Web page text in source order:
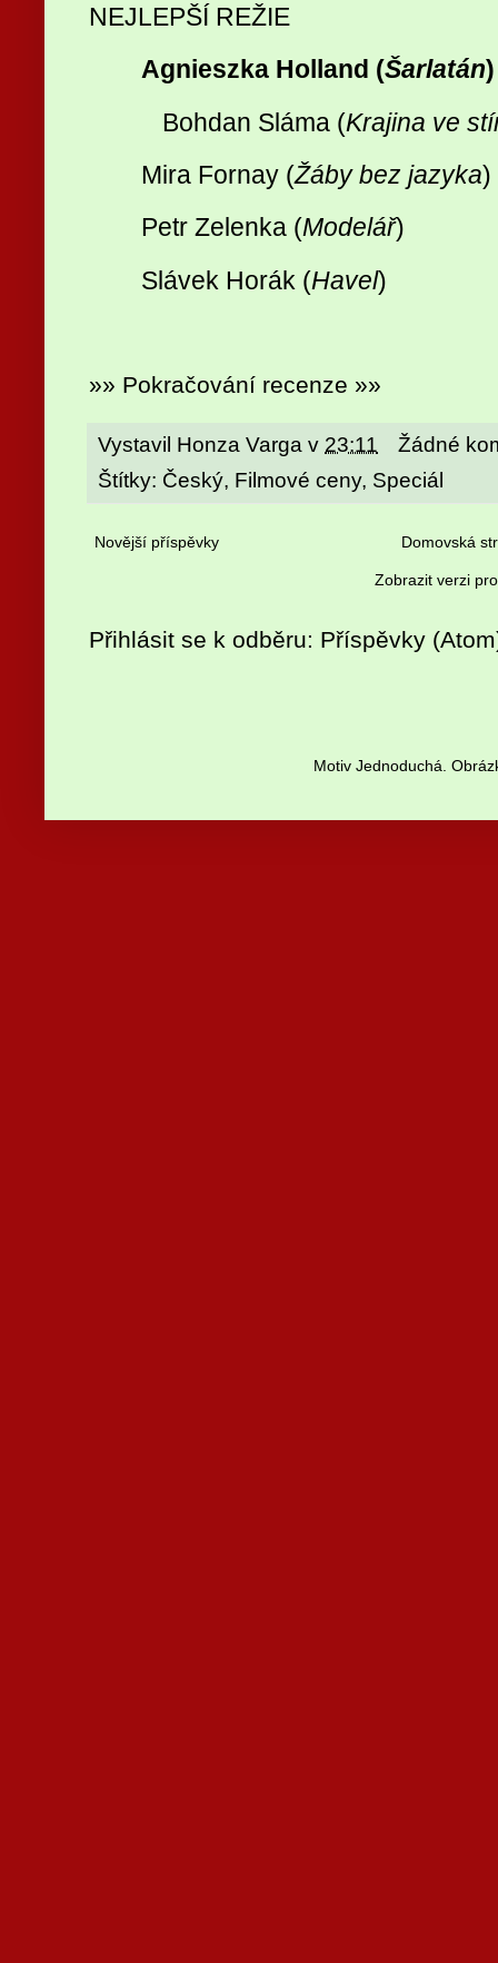
NEJLEPŠÍ REŽIE
Agnieszka Holland (Šarlatán)
Bohdan Sláma (Krajina ve
Mira Fornay (Žáby bez jazyka)
Petr Zelenka (Modelář)
Slávek Horák (Havel)
»» Pokračování recenze »»
Vystavil Honza Varga v 23:11
Žádné
Štítky: Český, Filmové ceny, Speciál
Novější příspěvky Domovská
Zobrazit verzi
Přihlásit se k odběru: Příspěvky
Motiv Jednoduchá.